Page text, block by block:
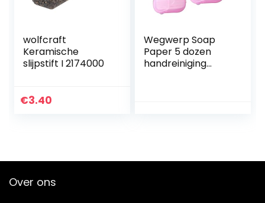
wolfcraft
Keramische
slijpstift I 2174000
€3.40
Wegwerp Soap
Paper 5 dozen
handreiniging
n
Over ons